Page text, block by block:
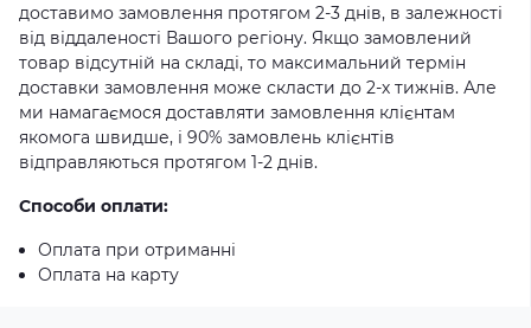
доставимо замовлення протягом 2-3 днів, в залежності
від віддаленості Вашого регіону. Якщо замовлений
товар відсутній на складі, то максимальний термін
доставки замовлення може скласти до 2-х тижнів. Але
ми намагаємося доставляти замовлення клієнтам
якомога швидше, і 90% замовлень клієнтів
відправляються протягом 1-2 днів.
Способи оплати:
Оплата при отриманні
Оплата на карту